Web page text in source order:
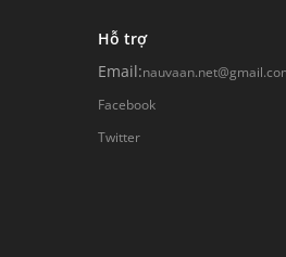
Hỗ trợ
Email:
Facebook
Twitter